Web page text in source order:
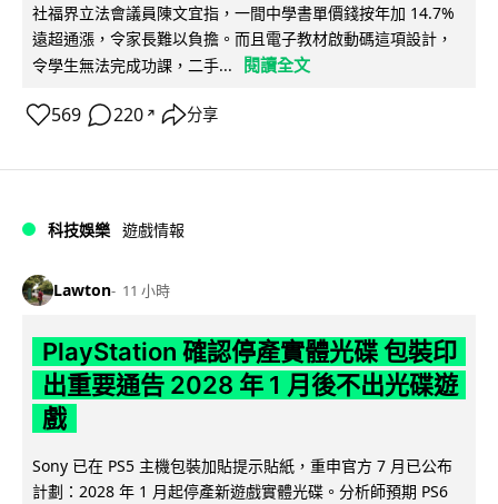
社福界立法會議員陳文宜指，一間中學書單價錢按年加 14.7%
遠超通漲，令家長難以負擔。而且電子教材啟動碼這項設計，
令學生無法完成功課，二手...
閱讀全文
569 220 ↗ 分享
科技娛樂 遊戲情報
Lawton 11 小時
PlayStation 確認停產實體光碟 包裝印
出重要通告 2028 年 1 月後不出光碟遊
戲
Sony 已在 PS5 主機包裝加貼提示貼紙，重申官方 7 月已公布
計劃：2028 年 1 月起停產新遊戲實體光碟。分析師預期 PS6